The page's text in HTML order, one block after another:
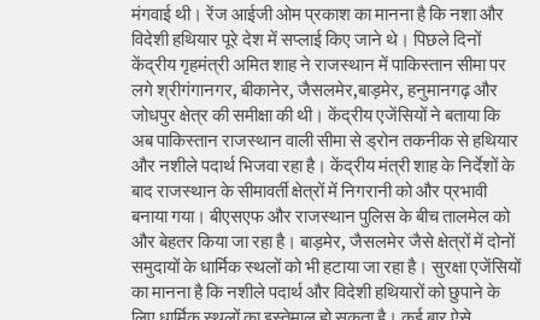
मंगवाई थी। रेंज आईजी ओम प्रकाश का मानना है कि नशा और
विदेशी हथियार पूरे देश में सप्लाई किए जाने थे। पिछले दिनों
केंद्रीय गृहमंत्री अमित शाह ने राजस्थान में पाकिस्तान सीमा पर
लगे श्रीगंगानगर, बीकानेर, जैसलमेर,बाड़मेर, हनुमानगढ़ और
जोधपुर क्षेत्र की समीक्षा की थी। केंद्रीय एजेंसियों ने बताया कि
अब पाकिस्तान राजस्थान वाली सीमा से ड्रोन तकनीक से हथियार
और नशीले पदार्थ भिजवा रहा है। केंद्रीय मंत्री शाह के निर्देशों के
बाद राजस्थान के सीमावर्ती क्षेत्रों में निगरानी को और प्रभावी
बनाया गया। बीएसएफ और राजस्थान पुलिस के बीच तालमेल को
और बेहतर किया जा रहा है। बाड़मेर, जैसलमेर जैसे क्षेत्रों में दोनों
समुदायों के धार्मिक स्थलों को भी हटाया जा रहा है। सुरक्षा एजेंसियों
का मानना है कि नशीले पदार्थ और विदेशी हथियारों को छुपाने के